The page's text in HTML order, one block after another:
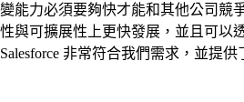
變能力必須要夠快才能和其他公司競
性與可擴展性上更快發展，並且可以
Salesforce 非常符合我們需求，並提供